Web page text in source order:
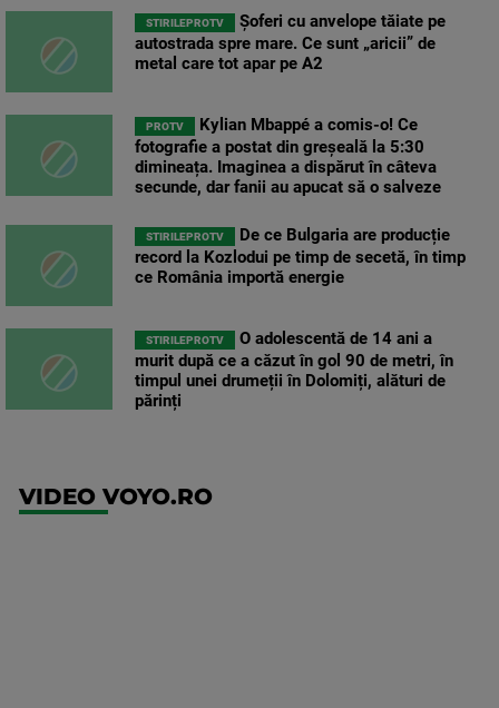
STIRILEPROTV
Șoferi cu anvelope tăiate pe
autostrada spre mare. Ce sunt „aricii” de
metal care tot apar pe A2
PROTV
Kylian Mbappé a comis-o! Ce
fotografie a postat din greșeală la 5:30
dimineața. Imaginea a dispărut în câteva
secunde, dar fanii au apucat să o salveze
STIRILEPROTV
De ce Bulgaria are producție
record la Kozlodui pe timp de secetă, în timp
ce România importă energie
STIRILEPROTV
O adolescentă de 14 ani a
murit după ce a căzut în gol 90 de metri, în
timpul unei drumeții în Dolomiți, alături de
părinți
VIDEO VOYO.RO